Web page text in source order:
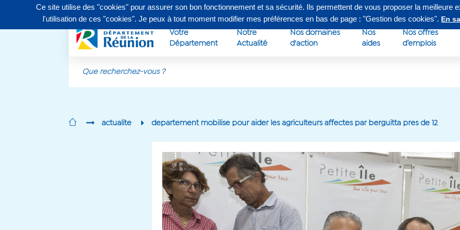
Contactez-nous au 0262 90 30 30, du lundi au vendredi de 8h à 16h30
Votre
Département
Notre
Actualité
Nos domaines
d'action
Nos
aides
Nos offres
d’emplois
actualite departement mobilise pour aider les agriculteurs affectes par berguitta pres de 12
Ce site utilise des "cookies" pour assurer son bon fonctionnement et sa sécurité. Ils permettent de vous proposer la meilleure
l'utilisation de ces "cookies". Je peux à tout moment modifier mes préférences en bas de page : "Gestion des cookies". En